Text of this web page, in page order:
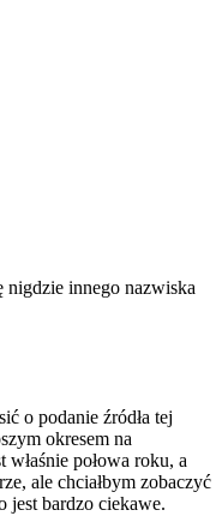
nigdzie innego nazwiska
o podanie źródła tej
okresem na
połowa roku, a
ale chciałbym zobaczyć
jest bardzo ciekawe.